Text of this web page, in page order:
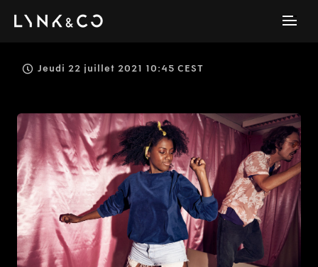
Jeudi 22 juillet 2021 10:45 CEST